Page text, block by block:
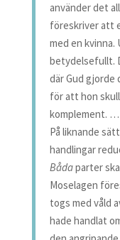
använder det
föreskriver att
med en kvinna.
betydelsefullt.
där Gud gjorde
för att hon
komplement. …
På liknande
handlingar
Bådaparter
Moselagen
togs med våld
hade handlat